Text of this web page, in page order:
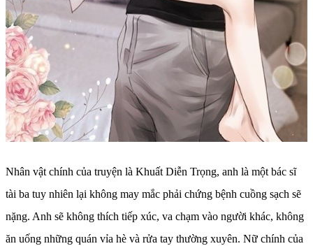
Nhân vật chính của truyện là Khuất Diễn Trọng, anh là một bác sĩ
tài ba tuy nhiên lại không may mắc phải chứng bệnh cuồng sạch sẽ
nặng. Anh sẽ không thích tiếp xúc, va chạm vào người khác, không
ăn uống những quán vỉa hè và rửa tay thường xuyên. Nữ chính của